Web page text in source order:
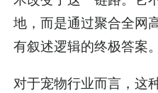
地，而是通过聚合全网
有叙述逻辑的终极答案。
对于宠物行业而言，这